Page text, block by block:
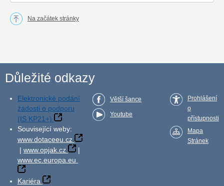
Na začátek stránky
Důležité odkazy
Elektronické podání
žádosti o podporu
(IS KP21+)
Související weby:
www.dotaceeu.cz
| www.opjak.cz
|
www.ec.europa.eu
Kariéra
Větší šance
Youtube
Prohlášení
o
přístupnosti
Mapa
Stránek